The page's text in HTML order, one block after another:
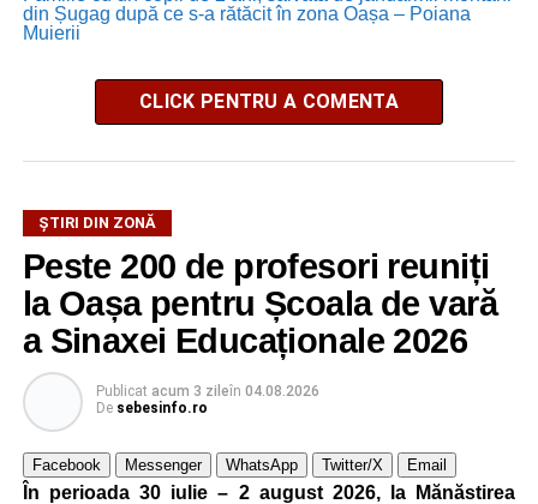
din Șugag după ce s-a rătăcit în zona Oașa – Poiana
Muierii
CLICK PENTRU A COMENTA
ȘTIRI DIN ZONĂ
Peste 200 de profesori reuniți
la Oașa pentru Școala de vară
a Sinaxei Educaționale 2026
Publicat acum 3 zileîn 04.08.2026
De sebesinfo.ro
Facebook Messenger WhatsApp Twitter/X Email
În perioada 30 iulie – 2 august 2026, la Mănăstirea